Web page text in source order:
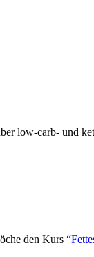
low-carb- und
den Kurs “